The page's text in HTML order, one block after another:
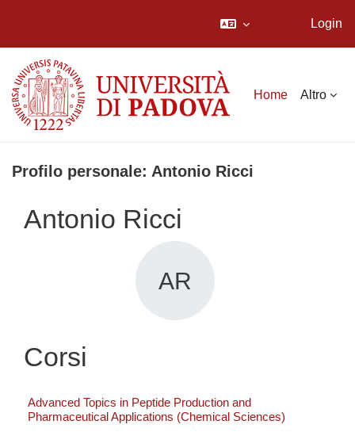
Login
Home Altro
Profilo personale: Antonio Ricci
Antonio Ricci
AR
Corsi
Advanced Topics in Peptide Production and
Pharmaceutical Applications (Chemical Sciences)